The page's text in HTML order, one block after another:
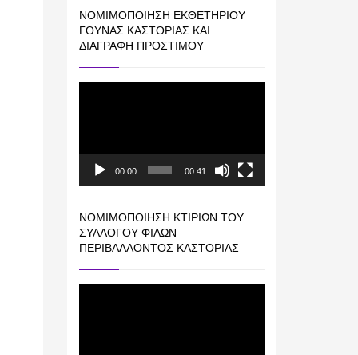
ΝΟΜΙΜΟΠΟΊΗΣΗ ΕΚΘΕΤΗΡΊΟΥ
ΓΟΎΝΑΣ ΚΑΣΤΟΡΙΆΣ ΚΑΙ
ΔΙΑΓΡΑΦΉ ΠΡΟΣΤΊΜΟΥ
00:00 00:41
ΝΟΜΙΜΟΠΟΊΗΣΗ ΚΤΙΡΊΩΝ ΤΟΥ
ΣΥΛΛΌΓΟΥ ΦΊΛΩΝ
ΠΕΡΙΒΆΛΛΟΝΤΟΣ ΚΑΣΤΟΡΙΆΣ